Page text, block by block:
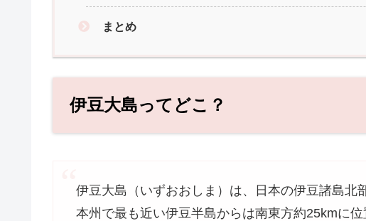
まとめ
伊豆大島ってどこ？
伊豆大島（いずおおしま）は、日本の伊豆諸島北
本州で最も近い伊豆半島からは南東方約25kmに位